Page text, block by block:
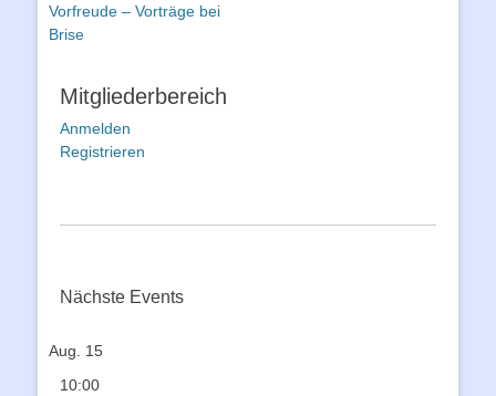
Beitrag:
Vorfreude – Vorträge bei
Brise
Mitgliederbereich
Anmelden
Registrieren
Nächste Events
Aug. 15
10:00